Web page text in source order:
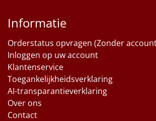
Informatie
Orderstatus opvragen (Zonder
Inloggen op uw account
Klantenservice
Toegankelijkheidsverklaring
AI-transparantieverklaring
Over ons
Contact